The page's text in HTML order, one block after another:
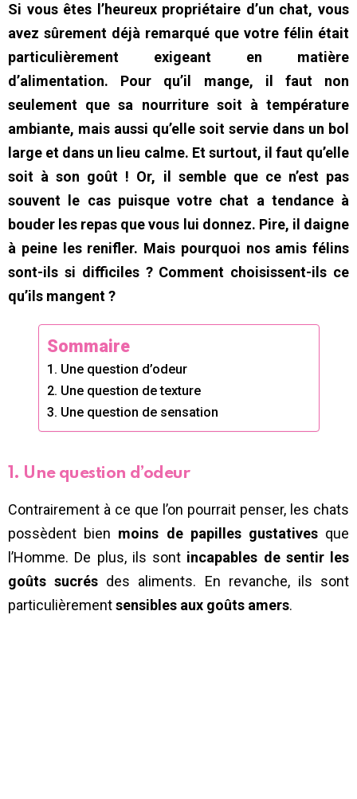
Si vous êtes l’heureux propriétaire d’un chat, vous
avez sûrement déjà remarqué que votre félin était
particulièrement exigeant en matière
d’alimentation. Pour qu’il mange, il faut non
seulement que sa nourriture soit à température
ambiante, mais aussi qu’elle soit servie dans un bol
large et dans un lieu calme. Et surtout, il faut qu’elle
soit à son goût ! Or, il semble que ce n’est pas
souvent le cas puisque votre chat a tendance à
bouder les repas que vous lui donnez. Pire, il daigne
à peine les renifler. Mais pourquoi nos amis félins
sont-ils si difficiles ? Comment choisissent-ils ce
qu’ils mangent ?
Sommaire
1. Une question d’odeur
2. Une question de texture
3. Une question de sensation
1. Une question d’odeur
Contrairement à ce que l’on pourrait penser, les chats
possèdent bien moins de papilles gustativesque
l’Homme. De plus, ils sont incapables de sentir les
goûts sucrés des aliments. En revanche, ils sont
particulièrementsensibles aux goûts amers.